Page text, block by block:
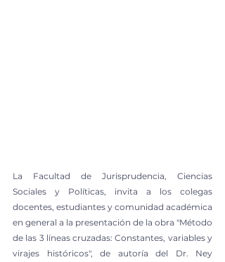
La Facultad de Jurisprudencia, Ciencias
Sociales y Políticas, invita a los colegas
docentes, estudiantes y comunidad académica
en general a la presentación de la obra "Método
de las 3 líneas cruzadas: Constantes, variables y
virajes históricos", de autoría del Dr. Ney